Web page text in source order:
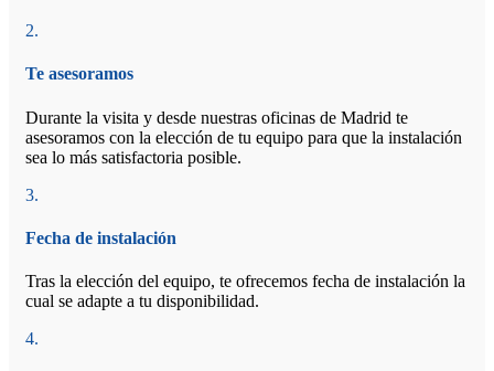
2.
Te asesoramos
Durante la visita y desde nuestras oficinas de Madrid te
asesoramos con la elección de tu equipo para que la instalación
sea lo más satisfactoria posible.
3.
Fecha de instalación
Tras la elección del equipo, te ofrecemos fecha de instalación la
cual se adapte a tu disponibilidad.
4.